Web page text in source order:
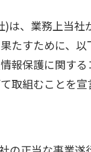
は、業務上当
果たすために
報保護に関す
取組むことを宣